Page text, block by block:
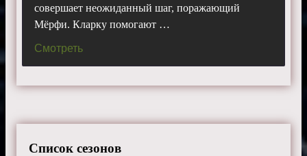
совершает неожиданный шаг, поражающий
Мёрфи. Кларку помогают …
Смотреть
Список сезонов